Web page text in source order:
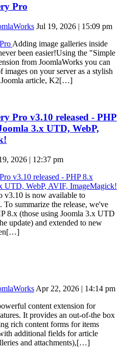
Pro
Jul 19, 2026 | 15:09 pm
Adding image galleries inside
been easier!Using the "Simple
from JoomlaWorks you can
on your server as a stylish
article, K2[…]
Pro v3.10 released - PHP
3.x UTD, WebP,
2026 | 12:37 pm
v3.10 is now available to
summarize the release, we've
8.x (those using Joomla 3.x UTD
update) and extended to new
Apr 22, 2026 | 14:14 pm
content extension for
It provides an out-of-the box
rich content forms for items
additional fields for article
and attachments),[…]